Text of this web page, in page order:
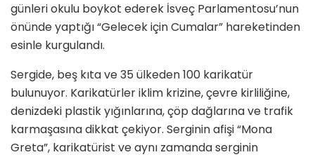
günleri okulu boykot ederek İsveç Parlamentosu’nun
önünde yaptığı “Gelecek için Cumalar” hareketinden
esinle kurgulandı.
Sergide, beş kıta ve 35 ülkeden 100 karikatür
bulunuyor. Karikatürler iklim krizine, çevre kirliliğine,
denizdeki plastik yığınlarına, çöp dağlarına ve trafik
karmaşasına dikkat çekiyor. Serginin afişi “Mona
Greta”, karikatürist ve aynı zamanda serginin